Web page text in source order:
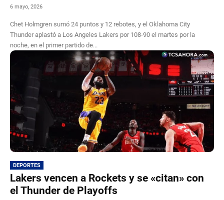
6 mayo, 2026
Chet Holmgren sumó 24 puntos y 12 rebotes, y el Oklahoma City
Thunder aplastó a Los Angeles Lakers por 108-90 el martes por la
noche, en el primer partido de...
DEPORTES
Lakers vencen a Rockets y se «citan» con
el Thunder de Playoffs